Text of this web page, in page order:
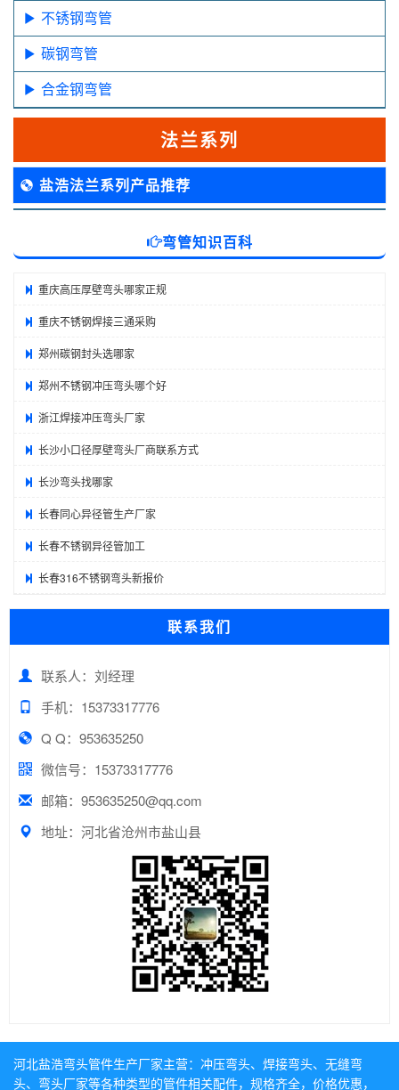
不锈钢弯管
碳钢弯管
合金钢弯管
法兰系列
盐浩法兰系列产品推荐
弯管知识百科
重庆高压厚壁弯头哪家正规
重庆不锈钢焊接三通采购
郑州碳钢封头选哪家
郑州不锈钢冲压弯头哪个好
浙江焊接冲压弯头厂家
长沙小口径厚壁弯头厂商联系方式
长沙弯头找哪家
长春同心异径管生产厂家
长春不锈钢异径管加工
长春316不锈钢弯头新报价
联系我们
联系人：刘经理
手机：15373317776
Q Q：953635250
微信号：15373317776
邮箱：953635250@qq.com
地址：河北省沧州市盐山县
河北盐浩弯头管件生产厂家主营： 冲压弯头、 焊接弯头、 无缝弯
头、 弯头厂家等各种类型的管件相关配件，规格齐全，价格优惠，